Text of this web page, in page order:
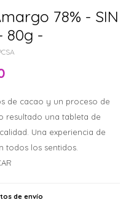
78% - SIN
80g -
de cacao y un proceso de
resultado una tableta de
Una experiencia de
todos los sentidos.
de envío